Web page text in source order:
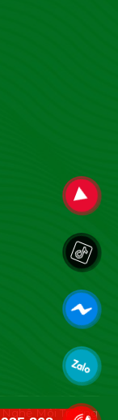
Môi Trường